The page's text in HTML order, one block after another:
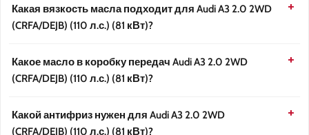
Какая вязкость масла подходит для Audi A3 2.0 2WD
(CRFA/DEJB) (110 л.с.) (81 кВт)?
Какое масло в коробку передач Audi A3 2.0 2WD
(CRFA/DEJB) (110 л.с.) (81 кВт)?
Какой антифриз нужен для Audi A3 2.0 2WD
(CRFA/DEJB) (110 л.с.) (81 кВт)?